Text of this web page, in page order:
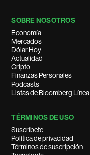
SOBRE NOSOTROS
Economía
Mercados
Dólar Hoy
Actualidad
Cripto
Finanzas Personales
Podcasts
Listas de Bloomberg Línea
TÉRMINOS DE USO
Suscríbete
Política de privacidad
Términos de suscripción